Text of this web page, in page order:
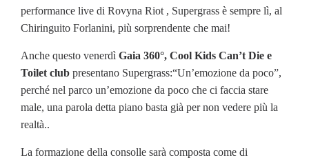
performance live di Rovyna Riot , Supergrass è sempre lì, al
Chiringuito Forlanini, più sorprendente che mai!
Anche questo venerdì Gaia 360°, Cool Kids Can’t Die e
Toilet club presentano Supergrass:“Un’emozione da poco”,
perché nel parco un’emozione da poco che ci faccia stare
male, una parola detta piano basta già per non vedere più la
realtà..
La formazione della consolle sarà composta come di